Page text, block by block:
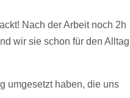
Nach der Arbeit noch 2h
wir sie schon für den Alltag
umgesetzt haben, die uns